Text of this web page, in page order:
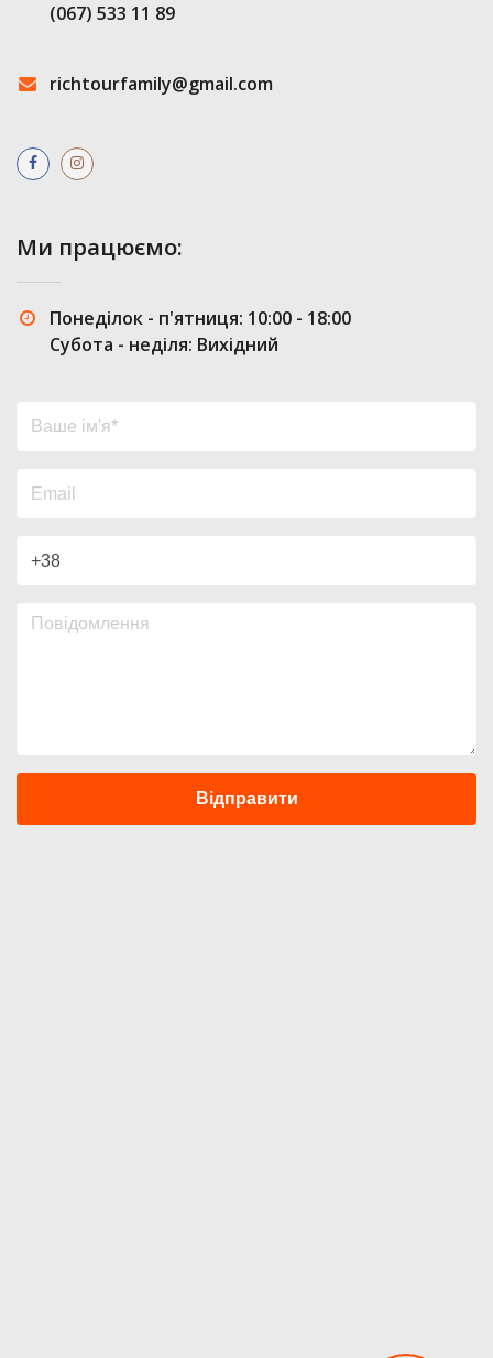
(067) 533 11 89
richtourfamily@gmail.com
Ми працюємо:
Понеділок - п'ятниця: 10:00 - 18:00
Субота - неділя: Вихідний
Відправити